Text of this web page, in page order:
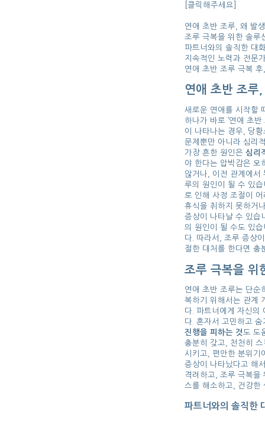
[클릭해주세요]
연애 초반 조루, 왜 발
조루 극복을 위한 솔루
파트너와의 솔직한 대
지속적인 노력과 전문
연애 초반 조루 극복
연애 초반 조루
새로운 연애를 시작할
하나가 바로 ‘연애 초
이 나타나는 경우, 당
문제뿐만 아니라 심리
가장 흔한 원인은 심리
야 한다는 압박감은 오
않거나, 이전 관계에서
루의 원인이 될 수 있
로 인해 사정 조절이
휴식을 취하지 못하거
증상이 나타날 수 있습
의 원인이 될 수도 있
다. 따라서, 조루 증상
절한 대처를 한다면 충
조루 극복을 위
연애 초반 조루는 단순
복하기 위해서는 관계
다. 파트너에게 자신의
다. 혼자서 고민하고
진행을 피하는 것도 도
충분히 갖고, 천천히
시키고, 편안한 분위기
증상이 나타났다고 해
격려하고, 조루 극복을
스를 해소하고, 건강한
파트너와의 솔직한